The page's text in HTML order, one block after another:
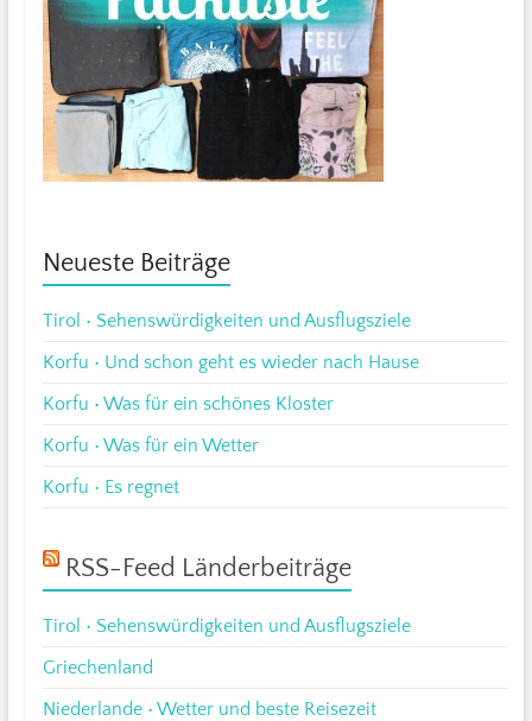
Neueste Beiträge
Tirol • Sehenswürdigkeiten und Ausflugsziele
Korfu • Und schon geht es wieder nach Hause
Korfu • Was für ein schönes Kloster
Korfu • Was für ein Wetter
Korfu • Es regnet
RSS-Feed Länderbeiträge
Tirol • Sehenswürdigkeiten und Ausflugsziele
Griechenland
Niederlande • Wetter und beste Reisezeit